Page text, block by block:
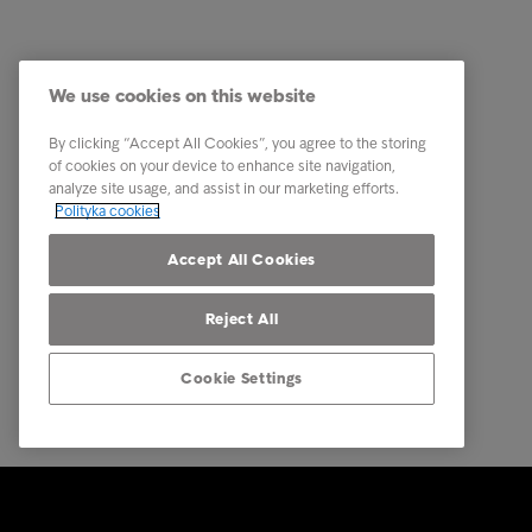
Konsumenci
Otrzymałeś list od firmy
windykacyjnej?
Wskazówki i rady
We use cookies on this website
By clicking “Accept All Cookies”, you agree to the storing
of cookies on your device to enhance site navigation,
analyze site usage, and assist in our marketing efforts.
Polityka cookies
Accept All Cookies
Reject All
Cookie Settings